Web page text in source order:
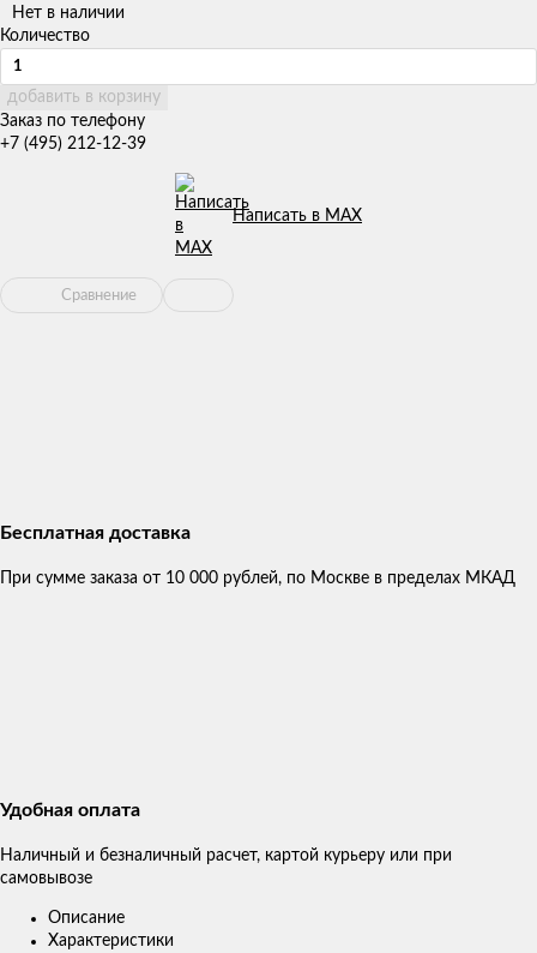
Нет в наличии
Количество
добавить в корзину
Заказ по телефону
+7 (495) 212-12-39
Написать в MAX
Сравнение
Бесплатная доставка
При сумме заказа от 10 000 рублей, по Москве в пределах МКАД
Удобная оплата
Наличный и безналичный расчет, картой курьеру или при
самовывозе
Описание
Характеристики